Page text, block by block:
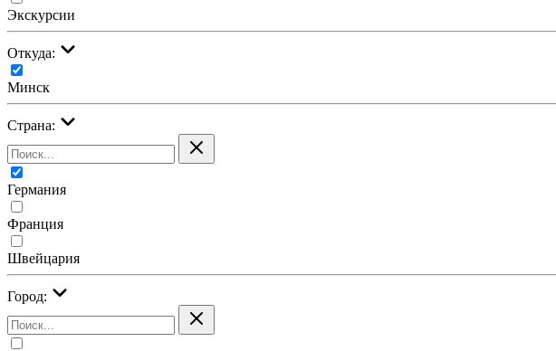
Экскурсии
Откуда:
Минск
Страна:
Германия
Франция
Швейцария
Город: